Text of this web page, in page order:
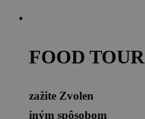
FOOD TOUR
zažite Zvolen
iným spôsobom